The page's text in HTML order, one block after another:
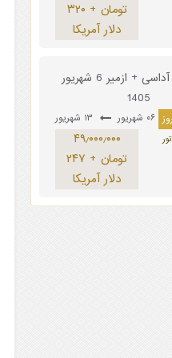
تومان + ۳۲۰
دلار آمریکا
تور کوش آداسی + ازمیر 6 شهریور
1405
۰۶ شهریور
۴۹٫۰۰۰٫۰۰۰
تومان + ۲۴۷
دلار آمریکا